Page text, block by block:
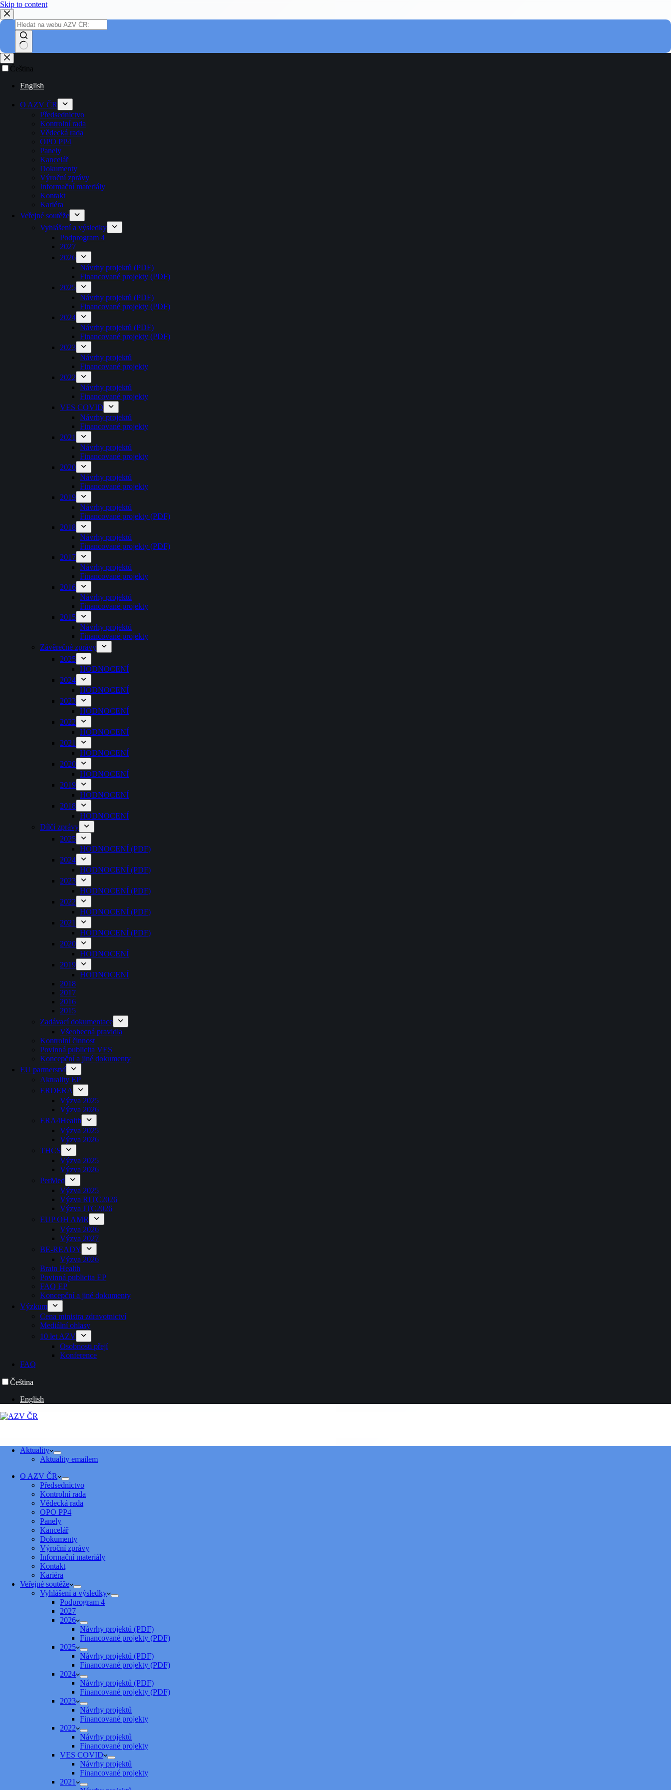
Skip to content
Čeština
English
O AZV ČR
Předsednictvo
Kontrolní rada
Vědecká rada
OPO PP4
Panely
Kancelář
Dokumenty
Výroční zprávy
Informační materiály
Kontakt
Kariéra
Veřejné soutěže
Vyhlášení a výsledky
Podprogram 4
2027
2026
Návrhy projektů (PDF)
Financované projekty (PDF)
2025
Návrhy projektů (PDF)
Financované projekty (PDF)
2024
Návrhy projektů (PDF)
Financované projekty (PDF)
2023
Návrhy projektů
Financované projekty
2022
Návrhy projektů
Financované projekty
VES COVID
Návrhy projektů
Financované projekty
2021
Návrhy projektů
Financované projekty
2020
Návrhy projektů
Financované projekty
2019
Návrhy projektů
Financované projekty (PDF)
2018
Návrhy projektů
Financované projekty (PDF)
2017
Návrhy projektů
Financované projekty
2016
Návrhy projektů
Financované projekty
2015
Návrhy projektů
Financované projekty
Závěrečné zprávy
2025
HODNOCENÍ
2024
HODNOCENÍ
2023
HODNOCENÍ
2022
HODNOCENÍ
2021
HODNOCENÍ
2020
HODNOCENÍ
2019
HODNOCENÍ
2018
HODNOCENÍ
Dílčí zprávy
2025
HODNOCENÍ (PDF)
2024
HODNOCENÍ (PDF)
2023
HODNOCENÍ (PDF)
2022
HODNOCENÍ (PDF)
2021
HODNOCENÍ (PDF)
2020
HODNOCENÍ
2019
HODNOCENÍ
2018
2017
2016
2015
Zadávací dokumentace
Všeobecná pravidla
Kontrolní činnost
Povinná publicita VES
Koncepční a jiné dokumenty
EU partnerství
Aktuality EP
ERDERA
Výzva 2025
Výzva 2026
ERA4Health
Výzva 2025
Výzva 2026
THCS
Výzva 2025
Výzva 2026
PerMed
Výzva 2025
Výzva RITC2026
Výzva JTC2026
EUP OH AMR
Výzva 2026
Výzva 2027
BE-READY
Výzva 2026
Brain Health
Povinná publicita EP
FAQ EP
Koncepční a jiné dokumenty
Výzkum
Cena ministra zdravotnictví
Mediální ohlasy
10 let AZV
Osobnosti přejí
Konference
FAQ
Čeština
English
Aktuality
Aktuality emailem
O AZV ČR
Předsednictvo
Kontrolní rada
Vědecká rada
OPO PP4
Panely
Kancelář
Dokumenty
Výroční zprávy
Informační materiály
Kontakt
Kariéra
Veřejné soutěže
Vyhlášení a výsledky
Podprogram 4
2027
2026
Návrhy projektů (PDF)
Financované projekty (PDF)
2025
Návrhy projektů (PDF)
Financované projekty (PDF)
2024
Návrhy projektů (PDF)
Financované projekty (PDF)
2023
Návrhy projektů
Financované projekty
2022
Návrhy projektů
Financované projekty
VES COVID
Návrhy projektů
Financované projekty
2021